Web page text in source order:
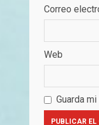
Correo
Web
Guarda